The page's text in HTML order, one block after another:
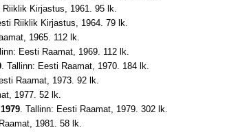
Riiklik Kirjastus, 1961. 95 lk.
Riiklik Kirjastus, 1964. 79 lk.
1965. 112 lk.
Eesti Raamat, 1969. 112 lk.
. Tallinn: Eesti Raamat, 1970. 184 lk.
Raamat, 1973. 92 lk.
1977. 52 lk.
. Tallinn: Eesti Raamat, 1979. 302 lk.
1981. 58 lk.